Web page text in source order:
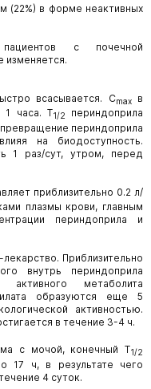
(22%) в форме неактивных
с почечной
изменяется.
всасывается. Cmaxв
1 часа. Т1/2
периндоприла
периндоприла
на биодоступность.
1 раз/сут, утром, перед
приблизительно 0.2 л/
плазмы крови, главным
периндоприла и
Приблизительно
внутрь периндоприла
метаболита
образуются еще 5
активностью.
в течение 3-4 ч.
с мочой, конечный Т1/2
17 ч, в результате чего
4 суток.